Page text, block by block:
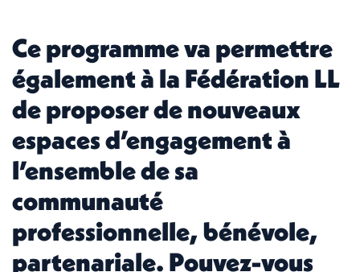
Ce programme va permettre
également à la Fédération LL
de proposer de nouveaux
espaces d’engagement à
l’ensemble de sa
communauté
professionnelle, bénévole,
partenariale. Pouvez-vous